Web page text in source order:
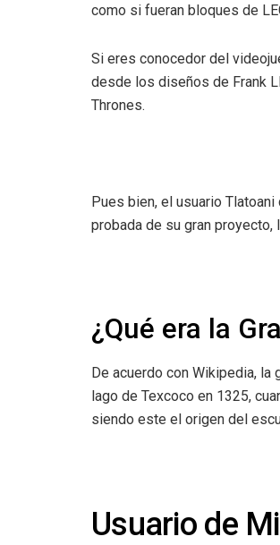
como si fueran bloques de
Si eres conocedor del
desde los diseños de Frank
Thrones.
Pues bien, el usuario
probada de su gran proyecto,
¿Qué era la
De acuerdo con Wikipedia, la
lago de Texcoco en 1325,
siendo este el origen del
Usuario de